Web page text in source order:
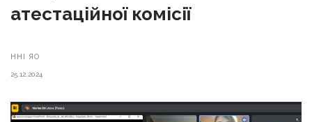
атестаційної комісії
ННІ ЯО
25.12.2024